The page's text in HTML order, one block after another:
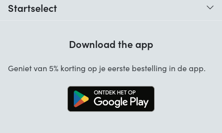
Startselect
Startselect App
Download the app
Geniet van 5% korting op je eerste bestelling in de app.